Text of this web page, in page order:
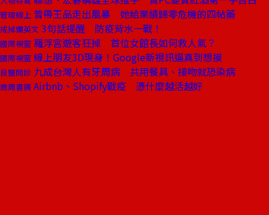
管理線上 曾帶王品走出風暴 她給業績歸零危機的四帖藥
戒掉爛英文 3句話提醒 防疫背水一戰！
國際視窗 羅浮宮遊客狂掉 首位女館長如何救人氣？
國際視窗 線上朋友3D現身！Google新視訊逼真到想摸
良醫問診 九成台灣人有牙周病 共用餐具、接吻就恐染病
商周書摘 Airbnb、Shopify戰疫 憑什麼越活越好